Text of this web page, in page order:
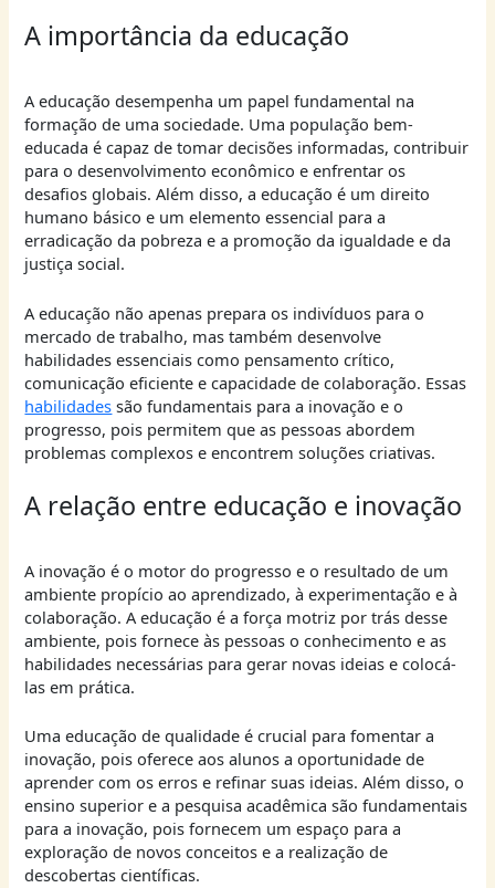
A importância da educação
A educação desempenha um papel fundamental na
formação de uma sociedade. Uma população bem-
educada é capaz de tomar decisões informadas, contribuir
para o desenvolvimento econômico e enfrentar os
desafios globais. Além disso, a educação é um direito
humano básico e um elemento essencial para a
erradicação da pobreza e a promoção da igualdade e da
justiça social.
A educação não apenas prepara os indivíduos para o
mercado de trabalho, mas também desenvolve
habilidades essenciais como pensamento crítico,
comunicação eficiente e capacidade de colaboração. Essas
habilidades são fundamentais para a inovação e o
progresso, pois permitem que as pessoas abordem
problemas complexos e encontrem soluções criativas.
A relação entre educação e inovação
A inovação é o motor do progresso e o resultado de um
ambiente propício ao aprendizado, à experimentação e à
colaboração. A educação é a força motriz por trás desse
ambiente, pois fornece às pessoas o conhecimento e as
habilidades necessárias para gerar novas ideias e colocá-
las em prática.
Uma educação de qualidade é crucial para fomentar a
inovação, pois oferece aos alunos a oportunidade de
aprender com os erros e refinar suas ideias. Além disso, o
ensino superior e a pesquisa acadêmica são fundamentais
para a inovação, pois fornecem um espaço para a
exploração de novos conceitos e a realização de
descobertas científicas.